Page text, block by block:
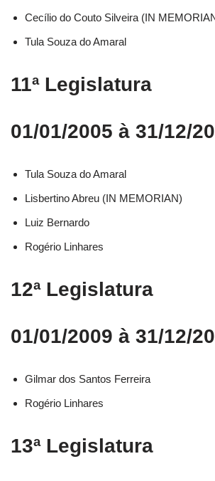
Cecílio do Couto Silveira (IN
Tula Souza do Amaral
11ª Legislatura
01/01/2005 à 31/12/
Tula Souza do Amaral
Lisbertino Abreu (IN MEMORIAN)
Luiz Bernardo
Rogério Linhares
12ª Legislatura
01/01/2009 à 31/12/
Gilmar dos Santos Ferreira
Rogério Linhares
13ª Legislatura